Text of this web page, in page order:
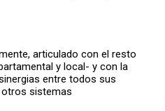
articulado con el resto
y local- y con la
entre todos sus
sistemas